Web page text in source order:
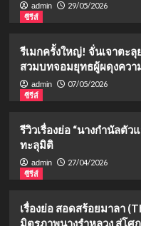
admin
29/05/2026
ซีรีส์
รีเมกครั้งใหญ่! จั่นเจาตะลุ
สวมบทจอมยุทธผู้ผดุงควา
admin
07/05/2026
ซีรีส์
รีวิวเรื่องย่อ “นางกำนัลตั
ทะลุมิติ
admin
27/04/2026
ซีรีส์
เรื่องย่อ สอดสร้อยมาลา
มิตรภาพนางรำหลวง สู่โศ